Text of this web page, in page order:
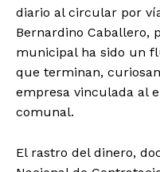
diario al circular por
Bernardino Caballero,
municipal ha sido un
que terminan,
empresa vinculada al
comunal.
El rastro del dinero,